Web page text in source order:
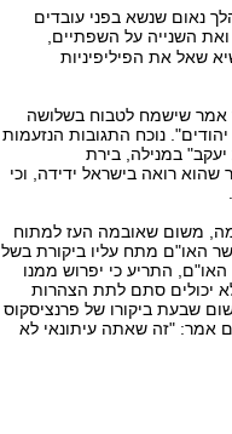
נאום שנשא בפני עובדים
השנייה על השפתיים,
שאל את הפיליפיניות
אמר שישמח לטבוח בשלושה
נוכח התגובות הנזעמות
במנילה, בירת
שהוא רואה בישראל ידידה, וכי
משום שאובמה העז למתוח
האו"ם מתח עליו ביקורת בשל
האו"ם, התריע כי יפרוש ממנו
לא יכולים סתם לתת הצהרות
שבעת ביקורו של פרנציסקוס
אמר: "זה שאתה עיתונאי לא